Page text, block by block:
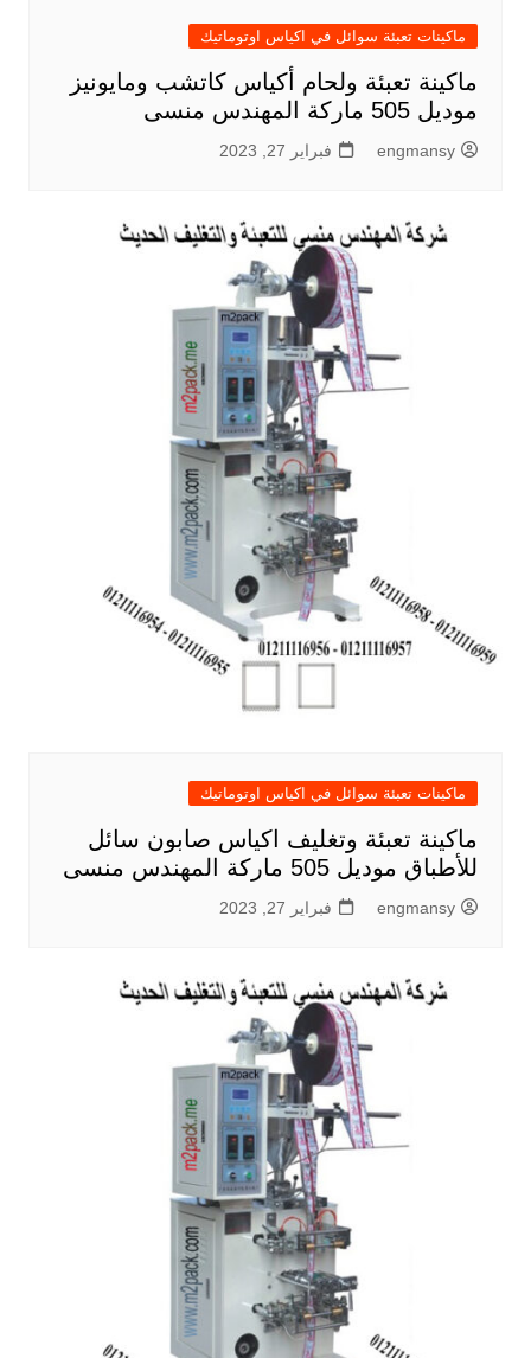
ماكينات تعبئة سوائل في اكياس اوتوماتيك
ماكينة تعبئة ولحام أكياس كاتشب ومايونيز
موديل 505 ماركة المهندس منسى
engmansy فبراير 27, 2023
ماكينات تعبئة سوائل في اكياس اوتوماتيك
ماكينة تعبئة وتغليف اكياس صابون سائل
للأطباق موديل 505 ماركة المهندس منسى
engmansy فبراير 27, 2023